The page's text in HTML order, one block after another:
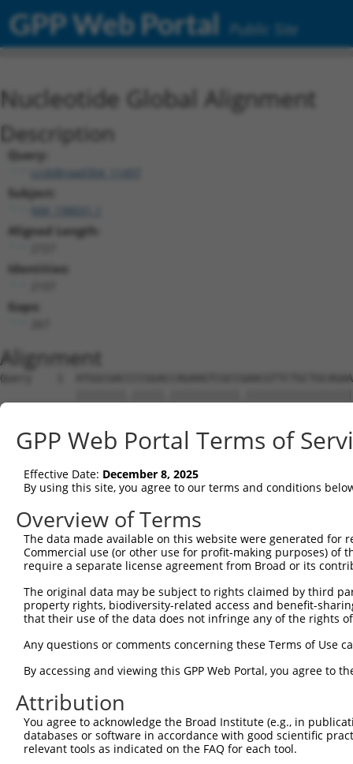
GPP Web Portal Public Site
Nucleotide Global Alignment
Description
Query:
ccsbBroad304_11497
Subject:
Aligned Length:
Identities:
Gaps:
Alignment
Query    1  ATGGCGACCCCGGACCAGAAGTCGCCGAACGTTCTGCTGCAGAACCTGTGCTGCAGGATCCTGGGCAGGAGCGA  74
            ||||||||.|||||.|||||||||||.|||||||||||||||||||||||||||.|||||||||||.|||||||
Sbjct    1  ATGGCGACTCCGGATCAGAAGTCGCCCAACGTTCTGCTGCAGAACCTGTGCTGCCGGATCCTGGGCCGGAGCGA  74

Query   75  AGCTGATGTAGCCCAGCAGTTCCAGTATGCTGTGCGGGTGATTGGCAGCAACTTCGCCCCAACTGTTGAAAGAG  148
            |||||||||.||||||||||||||||.|||||||.|.||.||.||||||||||||||.||||||||||||.|||
Sbjct   75  AGCTGATGTGGCCCAGCAGTTCCAGTTTGCTGTGAGAGTTATCGGCAGCAACTTCGCTCCAACTGTTGAACGAG  148

Query  149  ATGAATTTTTAGTAGCTGAAAAAATCAAGAAAGAGCTTATTCGACAACGAAGAGAAGCAGATGCTGCATTATTT  222
            ||||||||.|||||||||||||||||||||||||.||||||||||||.|.||||||||.||.||.|||.|.|||
Sbjct  149  ATGAATTTCTAGTAGCTGAAAAAATCAAGAAAGAACTTATTCGACAAAGGAGAGAAGCGGACGCCGCACTGTTT  222

Query  223  TCAGAACTCCACAGAAAACTTCATTCACAGGGAGTTTTGAAAAATAAATGGTCAATACTCTACCTCTTGCTGAG  296
            |||||.||||||||.||.||||||||.||||||||||||||.||||||||||||||.|||||||||.||||||.
Sbjct  223  TCAGAGCTCCACAGGAAGCTTCATTCGCAGGGAGTTTTGAAGAATAAATGGTCAATCCTCTACCTCCTGCTGAA  296

Query  297  CCTCAGTGAGGACCCACGCAGGCAGCCAAGCAAGGTTTCTAGCTATGCTACGTTATTTGCTCAGGCCTTACCAA  370
            |||.|||||||||||.||||.||||.|.||||||||..|.|||||.|||.|.||||||||.||.||.|||||||
Sbjct  297  CCTTAGTGAGGACCCTCGCAAGCAGGCCAGCAAGGTGACCAGCTACGCTTCCTTATTTGCACAAGCGTTACCAA  370

Query  371  GAGATGCCCACTCAACCCCTTACTACTATGCCAGGCCTCAGACCCTTCCCCTGAGCTACCAAGATCGGAGTGCC  444
            ||||.||.|||||.||.|||||||||||||||||||||||||||||.||.||.|.||||||.||.||.||..|.
Sbjct  371  GAGACGCTCACTCGACGCCTTACTACTATGCCAGGCCTCAGACCCTCCCGCTCAACTACCAGGACCGCAGCACA  444

Query  445  CAGTCAGCCCAGAGCTCCGGCAGCGTGGGCAGCAGTGGCATCAGCAGCATTGGCCTGTGTGCCCTCAGTGGCCC  518
            |||   ||.||||||||.||||||.||||||||||.||||||||||||||.|||.||||||.|||.||||||||
Sbjct  445  CAG---GCACAGAGCTCTGGCAGCCTGGGCAGCAGCGGCATCAGCAGCATCGGCATGTGTGGCCTTAGTGGCCC  515

Query  519  CGCGCCTGCGCCACAATCTCTCCTCCCAGGACAGTCTAATCAAGCTCCAGGAGTAGGAGATTGCCTTCGACAGC  592
            |.|.||||.|   ||..||.||||.||.|||||||||.||||||||||||||||.||.||..||||.|||||||
Sbjct  516  CACACCTGTG---CAGCCTTTCCTTCCCGGACAGTCTCATCAAGCTCCAGGAGTGGGTGACGGCCTGCGACAGC  586

Query  593  AGTTGGGGTCACGACTCGCATGGACTTTAACTGCAAATCAGCCTTCTTCACAAGCCACTACCTCAAAAGGTGTC  666
            ||||||||.|.||.||.||.||||||.|.||||.|||||||||||||||||||.||.|||||||.||.|||.||
Sbjct  587  AGTTGGGGCCTCGTCTGGCGTGGACTCTGACTGGAAATCAGCCTTCTTCACAAACCCCTACCTCCAAGGGTTTC  660

Query  667  CCCAGTGCTGTGTCTCGCAACATGACAAGGTCCAGGAGAGAAGGGGATACGGGTGGTACTATGGAAATTACAGA  740
            ||.|.||||.|.|||||.|||.||||||||||.|||||||||||||||.|.|||||.||..|||||.||||.||
Sbjct  661  CCAAATGCTCTTTCTCGAAACCTGACAAGGTCAAGGAGAGAAGGGGATCCAGGTGGCACATTGGAAGTTACTGA  734

Query  741  AGCAGCTCTGGTAAGGGACATTTTGTACGTCTTTCAGGGCATAGATGGCAAAAACATCAAAATGAACAACACTG  814
            |||.|||||.||.||.||.|||.|.|||||.||.||||||||.||||||||||||||||||||||.||.|||||
Sbjct  735  AGCTGCTCTTGTGAGAGATATTCTCTACGTATTCCAGGGCATTGATGGCAAAAACATCAAAATGAGCAGCACTG  808

Query  815  AAAATTGTTACAAAGTAGAAGGAAAGGCAAATCTAAGTAGGTCTTTGAGAGACACAGCAGTCAGGCTTTCTGAG  888
            ||||.|||||||||||.||||..||||||||..|||..|..||||||||.||||||||||||.|||||.|||||
Sbjct  809  AAAACTGTTACAAAGTGGAAGCGAAGGCAAACTTAAACAAATCTTTGAGGGACACAGCAGTCCGGCTTGCTGAG  882

Query  889  TTGGGATGGTTGCATAATAAAATCAGAAGATACACGGACCAGAGGAGCCTGGACCGCTCATTCGGACTCGTCGG  962
            ||||||||||||||||||||||||||||..||..|.|||||||||||.||||||||||||||.|||||.||.||
Sbjct  883  TTGGGATGGTTGCATAATAAAATCAGAAAGTATGCTGACCAGAGGAGTCTGGACCGCTCATTTGGACTTGTAGG  956

Query  963  GCAGAGCTTTTGTGCTGCCTTGCACCAGGAACTCAGAGAATACTATCGATTGCTCTCTGTTTTACATTCTCAGC  1036
            .|||||.||||||||.||.||||||||.||.||||.|||||||||..|..|.|||||||||.|.||.|||||||
Sbjct  957  TCAGAGTTTTTGTGCCGCATTGCACCAAGAGCTCAAAGAATACTACAGGCTCCTCTCTGTTCTGCACTCTCAGC  1030

Query 1037  TACAACTAGAGGATGACCAGGGTGTGAATTTGGGACTTGAGAGTAGTTTAACACTTCGGCGCCTCCTGGTTTGG  1110
            |.||.|||||.|||||.||||||||||||||||||||.||||||||..|.|||||.||||||||||||||||||
Sbjct 1031  TCCAGCTAGAAGATGATCAGGGTGTGAATTTGGGACTAGAGAGTAGCCTCACACTGCGGCGCCTCCTGGTTTGG  1104

Query 1111  ACCTATGATCCCAAAATACGACTGAAGACCCTTGCGGCCCTAGTGGACCACTGCCAAGGAAGGAAAGGAGGTGA  1184
            ||.|||||.|||||||||.||.|.|||||||||||.||.||.||.||.||||||||||||.|.|||||.|||||
Sbjct 1105  ACATATGACCCCAAAATAAGATTAAAGACCCTTGCTGCGCTGGTAGATCACTGCCAAGGACGAAAAGGGGGTGA  1178

Query 1185  GCTGGCCTCAGCTGTCCACGCCTACACAAAAACAGGAGACCCGTACATGCGGTCTCTGGTGCAGCACATCCTCA  1258
            |||||||||.|||||.||.|||||.|||||.|||||.|||||.||||||..|||.||||||||||||||.||.|
Sbjct 1179  GCTGGCCTCTGCTGTTCATGCCTATACAAAGACAGGGGACCCCTACATGAAGTCCCTGGTGCAGCACATTCTGA  1252

Query 1259  GCCTCGTGTCTCATCCTGTTTTGAGCTTCCTGTACCGCTGGATATATGATGGGGAGCTTGAGGACACTTACCAC  1332
            ||.|.||||||||.|||||..||||||||||.|||||.||||||||||||||||||.|.|||||||||||||||
Sbjct 1253  GCTTGGTGTCTCACCCTGTCCTGAGCTTCCTCTACCGGTGGATATATGATGGGGAGTTGGAGGACACTTACCAC  1326

Query 1333  GAATTTTTTGTAGCATCAGATCCAACAGTTAAAACAGATCGACTGTGGCACGACAAGTATACTTTGAGGAAATC  1406
            |||||||||||.||.||.|||||||||||||||||.||.||.||.|||||||||||||||||..|||||||.||
Sbjct 1327  GAATTTTTTGTGGCGTCTGATCCAACAGTTAAAACTGACCGTCTATGGCACGACAAGTATACCCTGAGGAAGTC  1400

Query 1407  GATGATTCCTTCGTTTATGACGATGGATCAGTCTAGGAAGGTCCTTTTGATAGGAAAATCAATAAATTTCTTGC  1480
            .|||||.||.||.||.||.||||||||.|||||||||||||||||||||||||||||.||||||||||||||||
Sbjct 1401  AATGATCCCCTCCTTCATTACGATGGACCAGTCTAGGAAGGTCCTTTTGATAGGAAAGTCAATAAATTTCTTGC  1474

Query 1481  ACCAAGTTTGTCATGATCAGACTCCCACTACAAAGATGATAGCTGTGACCAAGTCTGCAGAGTCACCCCAGGAC  1554
            ||||||||||||||||||||||.||.||||||||.||||||||.|||||.|||||.|||||||||||||..|||
Sbjct 1475  ACCAAGTTTGTCATGATCAGACACCTACTACAAAAATGATAGCAGTGACGAAGTCGGCAGAGTCACCCCGTGAC  1548

Query 1555  GCTGCAGACCTATTCACAGACTTGGAAAATGCATTTCAGGGGAAGATTGATGCTGCTTATTTTGAGACCAGCAA  1628
            |||||.||..|||||||||||||.|||||.||||||||.|||||.|||||||||||||||||||||||||||||
Sbjct 1549
GPP Web Portal Terms of
Effective Date: December 8, 2025
By using this site, you agree to our terms and conditions
Overview of Terms
The data made available on this website were generated
Commercial use (or other use for profit-making purposes) of
require a separate license agreement from Broad or its
The original data may be subject to rights claimed by third
property rights, biodiversity-related access and benefit-
that their use of the data does not infringe any of the rights
Any questions or comments concerning these Terms of Use
By accessing and viewing this GPP Web Portal, you agree to
Attribution
You agree to acknowledge the Broad Institute (e.g., in
databases or software in accordance with good scientific
relevant tools as indicated on the FAQ for each tool.